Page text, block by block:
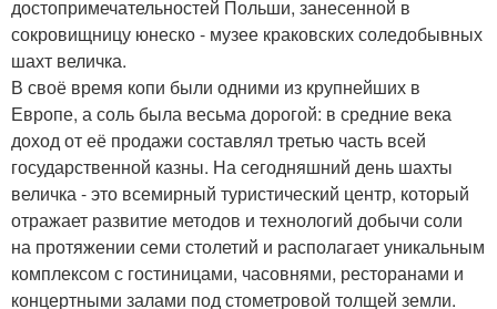
достопримечательностей Польши, занесенной в
сокровищницу юнеско - музее краковских соледобывных
шахт величка.
В своё время копи были одними из крупнейших в
Европе, а соль была весьма дорогой: в средние века
доход от её продажи составлял третью часть всей
государственной казны. На сегодняшний день шахты
величка - это всемирный туристический центр, который
отражает развитие методов и технологий добычи соли
на протяжении семи столетий и располагает уникальным
комплексом с гостиницами, часовнями, ресторанами и
концертными залами под стометровой толщей земли.